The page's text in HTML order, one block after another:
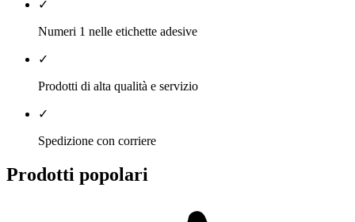
✓
Numeri 1 nelle etichette adesive
✓
Prodotti di alta qualità e servizio
✓
Spedizione con corriere
Prodotti popolari